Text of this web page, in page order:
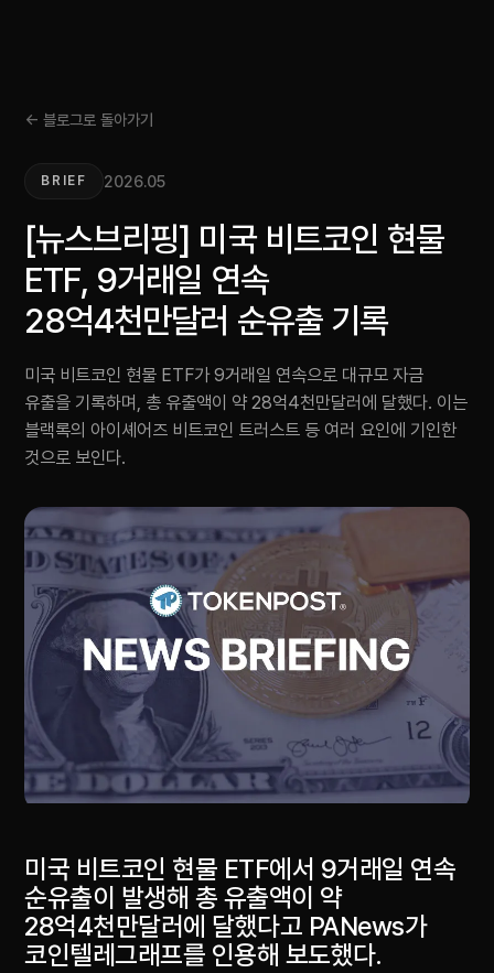
← 블로그로 돌아가기
BRIEF 2026.05
[뉴스브리핑] 미국 비트코인 현물
ETF, 9거래일 연속
28억4천만달러 순유출 기록
미국 비트코인 현물 ETF가 9거래일 연속으로 대규모 자금
유출을 기록하며, 총 유출액이 약 28억4천만달러에 달했다. 이는
블랙록의 아이셰어즈 비트코인 트러스트 등 여러 요인에 기인한
것으로 보인다.
미국 비트코인 현물 ETF에서 9거래일 연속
순유출이 발생해 총 유출액이 약
28억4천만달러에 달했다고 PANews가
코인텔레그래프를 인용해 보도했다.